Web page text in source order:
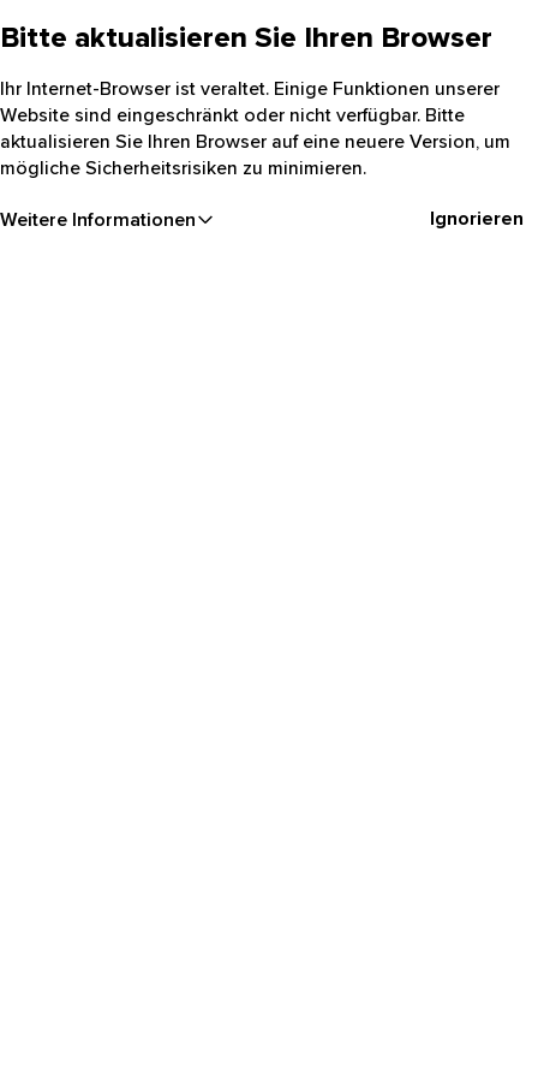
Bitte aktualisieren Sie Ihren Browser
Ihr Internet-Browser ist veraltet. Einige Funktionen unserer
Website sind eingeschränkt oder nicht verfügbar. Bitte
aktualisieren Sie Ihren Browser auf eine neuere Version, um
mögliche Sicherheitsrisiken zu minimieren.
Weitere Informationen Ignorieren